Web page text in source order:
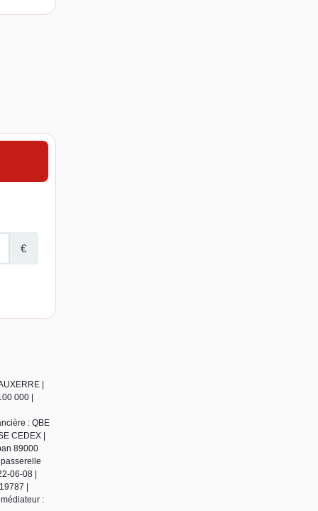
|
000 |
: QBE
CEDEX |
89000
06-08 |
|
: